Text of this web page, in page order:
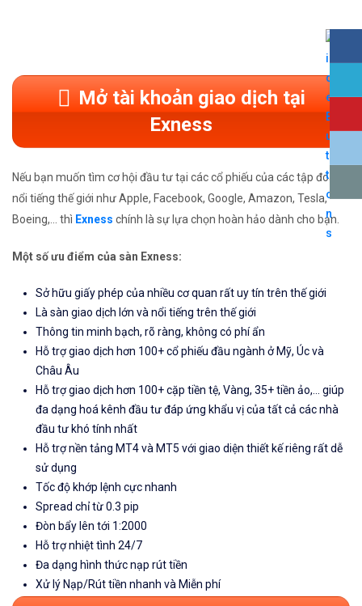
Mở tài khoản giao dịch tại
Exness
Nếu bạn muốn tìm cơ hội đầu tư tại các cổ phiếu của các tập đoàn
nổi tiếng thế giới như Apple, Facebook, Google, Amazon, Tesla,
Boeing,... thì Exness chính là sự lựa chọn hoàn hảo dành cho bạn.
Một số ưu điểm của sàn Exness:
Sở hữu giấy phép của nhiều cơ quan rất uy tín trên thế giới
Là sàn giao dịch lớn và nổi tiếng trên thế giới
Thông tin minh bạch, rõ ràng, không có phí ẩn
Hỗ trợ giao dịch hơn 100+ cổ phiếu đầu ngành ở Mỹ, Úc và
Châu Âu
Hỗ trợ giao dịch hơn 100+ cặp tiền tệ, Vàng, 35+ tiền ảo,... giúp
đa dạng hoá kênh đầu tư đáp ứng khẩu vị của tất cả các nhà
đầu tư khó tính nhất
Hỗ trợ nền tảng MT4 và MT5 với giao diện thiết kế riêng rất dễ
sử dụng
Tốc độ khớp lệnh cực nhanh
Spread chỉ từ 0.3 pip
Đòn bẩy lên tới 1:2000
Hỗ trợ nhiệt tình 24/7
Đa dạng hình thức nạp rút tiền
Xử lý Nạp/Rút tiền nhanh và Miễn phí